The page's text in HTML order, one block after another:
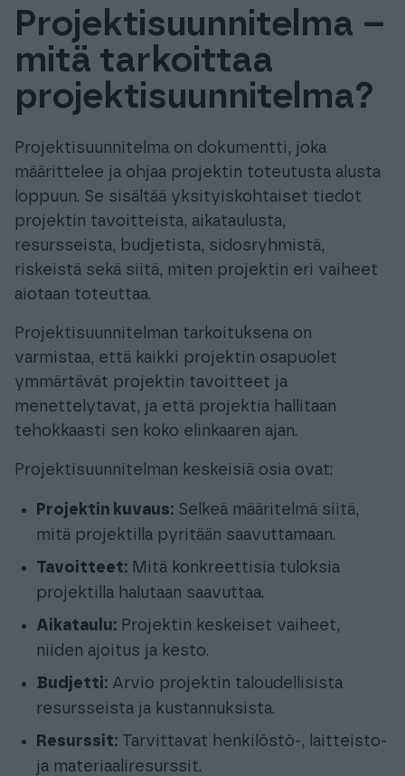
Tuki & Koulutus
Meistä & Ajankohtaista
Tilaa Procountor
Kokeile maksutta
Projektisuunnitelma –
mitä tarkoittaa
projektisuunnitelma?
Projektisuunnitelma on dokumentti, joka
määrittelee ja ohjaa projektin toteutusta alusta
loppuun. Se sisältää yksityiskohtaiset tiedot
projektin tavoitteista, aikataulusta,
resursseista, budjetista, sidosryhmistä,
riskeistä sekä siitä, miten projektin eri vaiheet
aiotaan toteuttaa.
Projektisuunnitelman tarkoituksena on
varmistaa, että kaikki projektin osapuolet
ymmärtävät projektin tavoitteet ja
menettelytavat, ja että projektia hallitaan
tehokkaasti sen koko elinkaaren ajan.
Projektisuunnitelman keskeisiä osia ovat:
Projektin kuvaus: Selkeä määritelmä siitä,
mitä projektilla pyritään saavuttamaan.
Tavoitteet: Mitä konkreettisia tuloksia
projektilla halutaan saavuttaa.
Aikataulu: Projektin keskeiset vaiheet,
niiden ajoitus ja kesto.
Budjetti: Arvio projektin taloudellisista
resursseista ja kustannuksista.
Resurssit: Tarvittavat henkilöstö-, laitteisto-
ja materiaaliresurssit.